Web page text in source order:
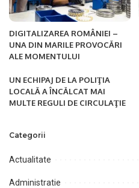
DIGITALIZAREA ROMÂNIEI –
UNA DIN MARILE PROVOCĂRI
ALE MOMENTULUI
UN ECHIPAJ DE LA POLIŢIA
LOCALĂ A ÎNCĂLCAT MAI
MULTE REGULI DE CIRCULAŢIE
Categorii
Actualitate
Administratie